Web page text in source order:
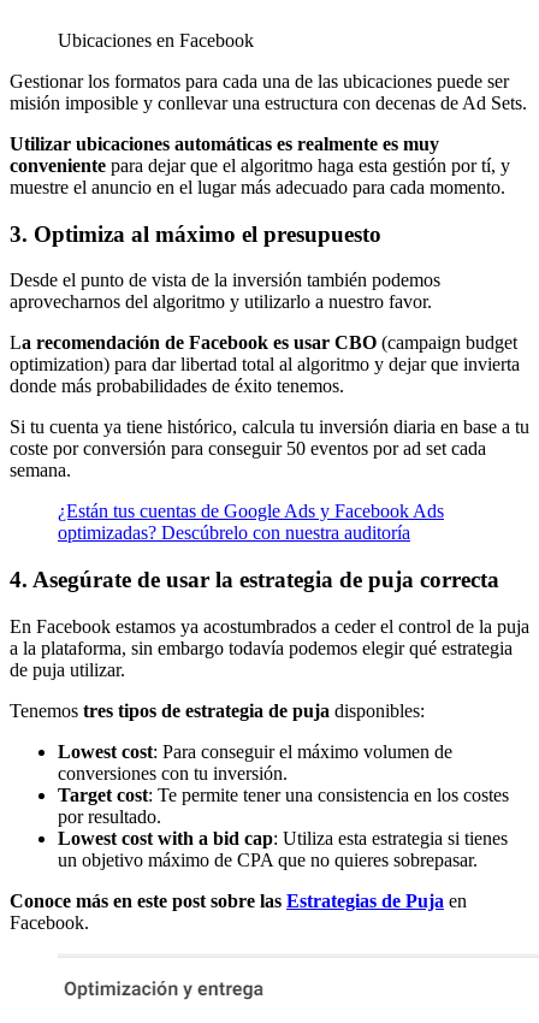
Ubicaciones en Facebook
Gestionar los formatos para cada una de las ubicaciones puede ser
misión imposible y conllevar una estructura con decenas de Ad Sets.
Utilizar ubicaciones automáticas es realmente es muy
conveniente para dejar que el algoritmo haga esta gestión por tí, y
muestre el anuncio en el lugar más adecuado para cada momento.
3. Optimiza al máximo el presupuesto
Desde el punto de vista de la inversión también podemos
aprovecharnos del algoritmo y utilizarlo a nuestro favor.
La recomendación de Facebook es usar CBO (campaign budget
optimization) para dar libertad total al algoritmo y dejar que invierta
donde más probabilidades de éxito tenemos.
Si tu cuenta ya tiene histórico, calcula tu inversión diaria en base a tu
coste por conversión para conseguir 50 eventos por ad set cada
semana.
¿Están tus cuentas de Google Ads y Facebook Ads
optimizadas? Descúbrelo con nuestra auditoría
4. Asegúrate de usar la estrategia de puja correcta
En Facebook estamos ya acostumbrados a ceder el control de la puja
a la plataforma, sin embargo todavía podemos elegir qué estrategia
de puja utilizar.
Tenemos tres tipos de estrategia de puja disponibles:
Lowest cost: Para conseguir el máximo volumen de
conversiones con tu inversión.
Target cost: Te permite tener una consistencia en los costes
por resultado.
Lowest cost with a bid cap: Utiliza esta estrategia si tienes
un objetivo máximo de CPA que no quieres sobrepasar.
Conoce más en este post sobre las Estrategias de Puja en
Facebook.